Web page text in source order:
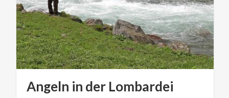
Angeln in der Lombardei